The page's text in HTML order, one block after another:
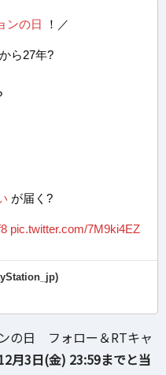
ンの日 ！／
ら27年?
が届く?
pic.twitter.com/7M9ki4EZ
の日 フォロー＆RTキャ
月3日(金) 23:59までと当